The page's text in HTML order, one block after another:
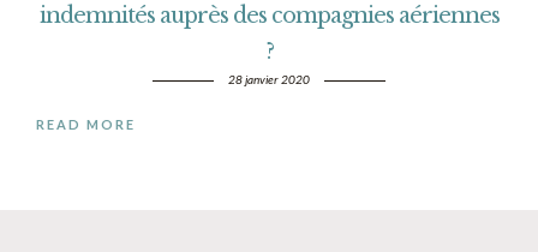
indemnités auprès des compagnies aériennes
?
28 janvier 2020
READ MORE